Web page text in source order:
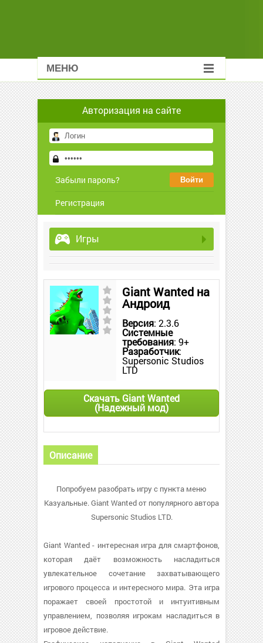
МЕНЮ
Авторизация на сайте
Забыли пароль?
Регистрация
Игры
Giant Wanted на
Андроид
Версия: 2.3.6
Системные
требования: 9+
Разработчик:
Supersonic Studios
LTD
Скачать Giant Wanted
(Надежный мод)
Описание
Попробуем разобрать игру с пункта меню
Казуальные. Giant Wanted от популярного автора
Supersonic Studios LTD.
Giant Wanted - интересная игра для смартфонов,
которая даёт возможность насладиться
увлекательное сочетание захватывающего
игрового процесса и интересного мира. Эта игра
поражает своей простотой и интуитивным
управлением, позволяя игрокам насладиться в
игровое действие.